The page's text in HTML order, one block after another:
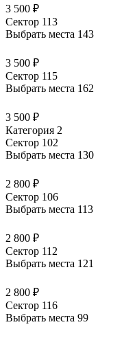
3 500 ₽
Сектор 113
Выбрать места 143
3 500 ₽
Сектор 115
Выбрать места 162
3 500 ₽
Категория 2
Сектор 102
Выбрать места 130
2 800 ₽
Сектор 106
Выбрать места 113
2 800 ₽
Сектор 112
Выбрать места 121
2 800 ₽
Сектор 116
Выбрать места 99